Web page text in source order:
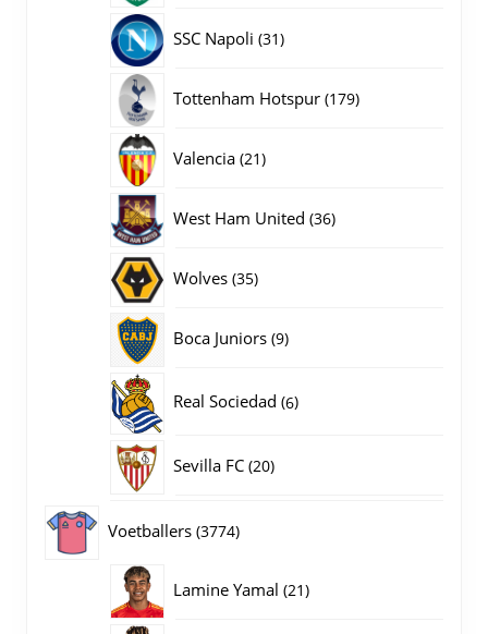
SSC Napoli 3131
Tottenham Hotspur 179179
Valencia 2121
West Ham United 3636
Wolves 3535
Boca Juniors 99
Real Sociedad 66
Sevilla FC 2020
Voetballers 37743774
Lamine Yamal 2121